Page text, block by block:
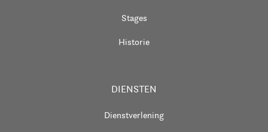
Stages
Historie
DIENSTEN
Dienstverlening